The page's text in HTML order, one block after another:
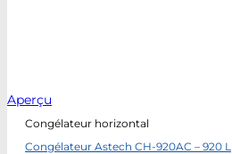
Aperçu
Congélateur horizontal
Congélateur Astech CH-920AC – 920 L